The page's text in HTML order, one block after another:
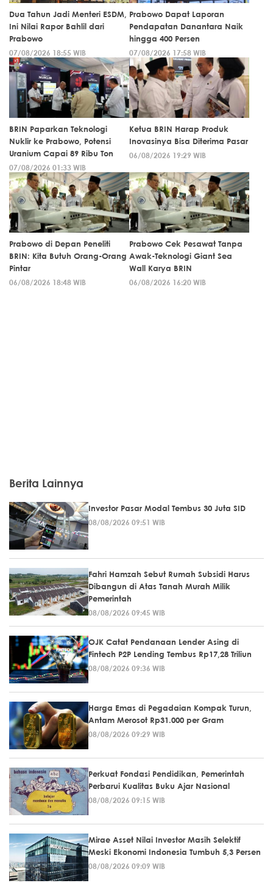
Dua Tahun Jadi Menteri ESDM,
Ini Nilai Rapor Bahlil dari
Prabowo
07/08/2026 18:55 WIB
Prabowo Dapat Laporan
Pendapatan Danantara Naik
hingga 400 Persen
07/08/2026 17:58 WIB
BRIN Paparkan Teknologi
Nuklir ke Prabowo, Potensi
Uranium Capai 89 Ribu Ton
07/08/2026 01:33 WIB
Ketua BRIN Harap Produk
Inovasinya Bisa Diterima Pasar
06/08/2026 19:29 WIB
Prabowo di Depan Peneliti
BRIN: Kita Butuh Orang-Orang
Pintar
06/08/2026 18:48 WIB
Prabowo Cek Pesawat Tanpa
Awak-Teknologi Giant Sea
Wall Karya BRIN
06/08/2026 16:20 WIB
Berita Lainnya
Investor Pasar Modal Tembus 30 Juta SID
08/08/2026 09:51 WIB
Fahri Hamzah Sebut Rumah Subsidi Harus
Dibangun di Atas Tanah Murah Milik
Pemerintah
08/08/2026 09:45 WIB
OJK Catat Pendanaan Lender Asing di
Fintech P2P Lending Tembus Rp17,28 Triliun
08/08/2026 09:36 WIB
Harga Emas di Pegadaian Kompak Turun,
Antam Merosot Rp31.000 per Gram
08/08/2026 09:29 WIB
Perkuat Fondasi Pendidikan, Pemerintah
Perbarui Kualitas Buku Ajar Nasional
08/08/2026 09:15 WIB
Mirae Asset Nilai Investor Masih Selektif
Meski Ekonomi Indonesia Tumbuh 5,3 Persen
08/08/2026 09:09 WIB